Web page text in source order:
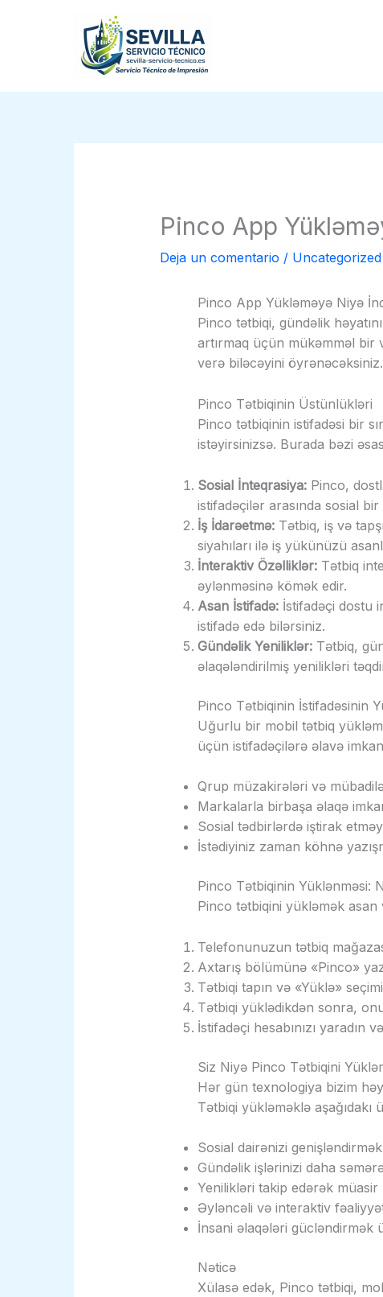
Pinco App
Deja un comentario / Uncategorized
Pinco App Yükləməyə Niyə
Pinco tətbiqi, gündəlik
artırmaq üçün mükəmməl bir
verə biləcəyini
Pinco Tətbiqinin Üstünlükləri
Pinco tətbiqinin istifadəsi bir
istəyirsinizsə. Burada bəzi
Sosial İnteqrasiya: Pinco,
istifadəçilər arasında sosial
İş İdarəetmə: Tətbiq, iş və
siyahıları ilə iş yükünüzü
İnteraktiv Özəlliklər: Tətbiq
əylənməsinə kömək edir.
Asan İstifadə: İstifadəçi dostu
istifadə edə bilərsiniz.
Gündəlik Yeniliklər: Tətbiq,
əlaqələndirilmiş yenilikləri
Pinco Tətbiqinin İstifadəsinin
Uğurlu bir mobil tətbiq
üçün istifadəçilərə əlavə
Qrup müzakirələri və
Markalarla birbaşa əlaqə
Sosial tədbirlərdə iştirak
İstədiyiniz zaman köhnə
Pinco Tətbiqinin Yüklənməsi:
Pinco tətbiqini yükləmək asan
Telefonunuzun tətbiq
Axtarış bölümünə «Pinco»
Tətbiqi tapın və «Yüklə»
Tətbiqi yüklədikdən sonra,
İstifadəçi hesabınızı yaradın
Siz Niyə Pinco Tətbiqini
Hər gün texnologiya bizim
Tətbiqi yükləməklə aşağıdakı
Sosial dairənizi
Gündəlik işlərinizi daha
Yenilikləri takip edərək
Əyləncəli və interaktiv
İnsani əlaqələri gücləndirmək
Nəticə
Xülasə edək, Pinco tətbiqi,